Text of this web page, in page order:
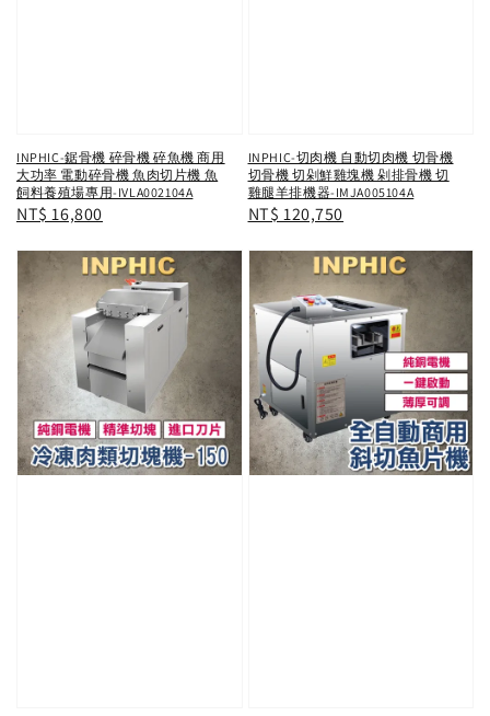
INPHIC-鋸骨機 碎骨機 碎魚機 商用
大功率 電動碎骨機 魚肉切片機 魚
飼料養殖場專用-IVLA002104A
Regular
NT$ 16,800
INPHIC-切肉機 自動切肉機 切骨機
切骨機 切剁鮮雞塊機 剁排骨機 切
雞腿羊排機器-IMJA005104A
Regular
NT$ 120,750